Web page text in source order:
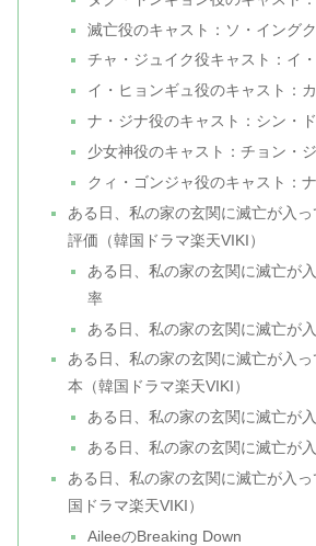
滅亡役のキャスト：ソ・イングク
チャ・ジュイク役キャスト：イ
イ・ヒョンギュ役のキャスト：
ナ・ジナ役のキャスト：シン・
少女神役のキャスト：チョン・
クィ・ゴンジャ役のキャスト：
ある日、私の家の玄関に滅亡が入
評価（韓国ドラマ楽天VIKI）
ある日、私の家の玄関に滅亡が
率
ある日、私の家の玄関に滅亡が
ある日、私の家の玄関に滅亡が入
本（韓国ドラマ楽天VIKI）
ある日、私の家の玄関に滅亡が
ある日、私の家の玄関に滅亡が
ある日、私の家の玄関に滅亡が入
国ドラマ楽天VIKI）
AileeのBreaking Down